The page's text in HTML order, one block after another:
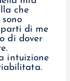
che
di me
di dover
intuizione